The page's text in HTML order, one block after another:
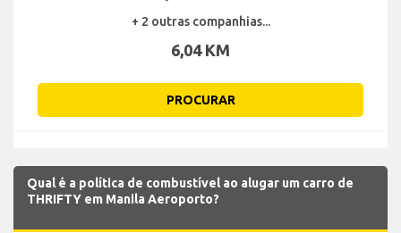
+ 2 outras companhias...
6,04 KM
PROCURAR
Qual é a política de combustível ao alugar um carro de
THRIFTY em Manila Aeroporto?